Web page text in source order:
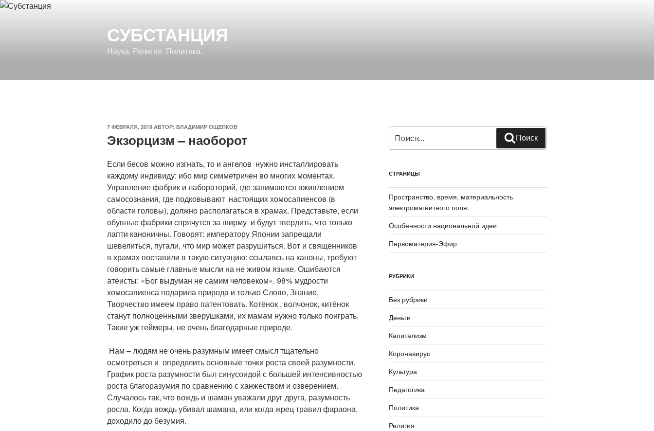
Перейти
СУБСТАНЦИЯ
Наука. Религия. Политика.
ОПУБЛИКОВАНО
7 ФЕВРАЛЯ, 2019 АВТОР: ВЛАДИМИР ОЩЕПКОВ
Экзорцизм – наоборот
Если бесов можно изгнать, то и ангелов нужно инсталлировать
каждому индивиду: ибо мир симметричен во многих моментах.
Управление фабрик и лабораторий, где занимаются вживлением
самосознания, где подковывают настоящих хомосапиенсов (в
области головы), должно располагаться в храмах. Представьте, если
обувные фабрики спрячутся за ширму и будут твердить, что только
лапти каноничны. Говорят: императору Японии запрещали
шевелиться, пугали, что мир может разрушиться. Вот и священников
в храмах поставили в такую ситуацию: ссылаясь на каноны, требуют
говорить самые главные мысли на не живом языке. Ошибаются
атеисты: «Бог выдуман не самим человеком». 98% мудрости
хомосапиенса подарила природа и только Слово, Знание,
Творчество имеем право патентовать. Котёнок , волчонок, китёнок
станут полноценными зверушками, их мамам нужно только поиграть.
Такие уж геймеры, не очень благодарные природе.
Нам – людям не очень разумным имеет смысл тщательно
осмотреться и определить основные точки роста своей разумности.
График роста разумности был синусоидой с большей интенсивностью
роста благоразумия по сравнению с ханжеством и озверением.
Случалось так, что вождь и шаман уважали друг друга, разумность
росла. Когда вождь убивал шамана, или когда жрец травил фараона,
доходило до безумия.
Поиск
СТРАНИЦЫ
Пространство, время, материальность
электромагнитного поля.
Особенности национальной идеи
Первоматерия-Эфир
РУБРИКИ
Без рубрики
Деньги
Капитализм
Коронавирус
Культура
Педагогика
Политика
Религия